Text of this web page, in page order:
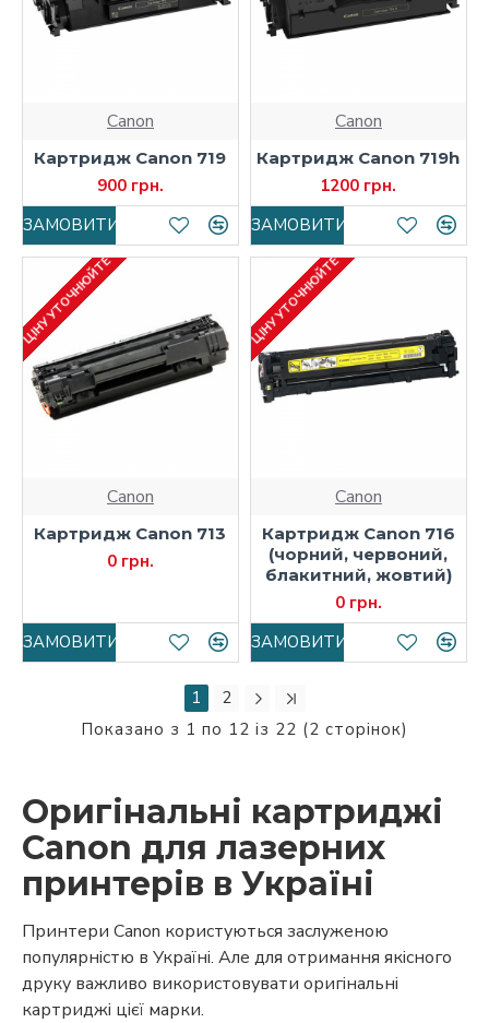
Canon
Картридж Canon 719
900 грн.
ЗАМОВИТИ
Canon
Картридж Canon 719h
1200 грн.
ЗАМОВИТИ
ЦІНУ УТОЧНЮЙТЕ
Canon
Картридж Canon 713
0 грн.
ЗАМОВИТИ
ЦІНУ УТОЧНЮЙТЕ
Canon
Картридж Canon 716
(чорний, червоний,
блакитний, жовтий)
0 грн.
ЗАМОВИТИ
1
2
Показано з 1 по 12 із 22 (2 сторінок)
Оригінальні картриджі
Canon для лазерних
принтерів в Україні
Принтери Canon користуються заслуженою
популярністю в Україні. Але для отримання якісного
друку важливо використовувати оригінальні
картриджі цієї марки.